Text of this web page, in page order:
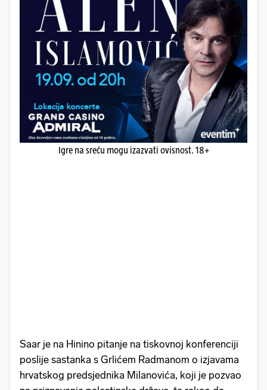
Igre na sreću mogu izazvati ovisnost. 18+
Saar je na Hinino pitanje na tiskovnoj konferenciji
poslije sastanka s Grlićem Radmanom o izjavama
hrvatskog predsjednika Milanovića, koji je pozvao